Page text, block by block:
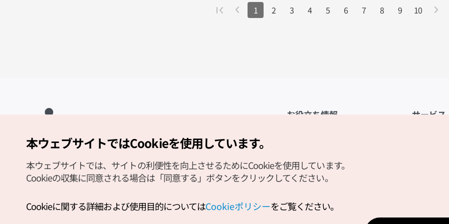
1 2 3 4 5 6 7 8 9 10
お役立ち情報
観光資料ダウンロード
デジタルブック／電子書籍
Odii
サービス
位置情報
Copyright (c) Korea Tourism Organization All Rights Reserved.
サイトエラー報告
公式メール
本ウェブサイトではCookieを使用しています。
本ウェブサイトでは、サイトの利便性を向上させるためにCookieを使用しています。
Cookieの収集に同意される場合は「同意する」ボタンをクリックしてください。
Cookieに関する詳細および使用目的についてはCookieポリシーをご覧ください。